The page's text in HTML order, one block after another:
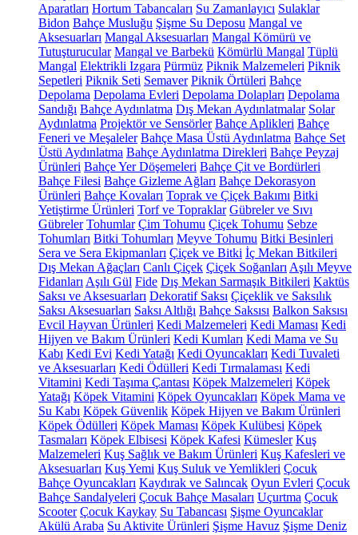
Aparatları Hortum Tabancaları Su Zamanlayıcı Sulaklar
Bidon Bahçe Musluğu Şişme Su Deposu Mangal ve
Aksesuarları Mangal Aksesuarları Mangal Kömürü ve
Tutuşturucular Mangal ve Barbekü Kömürlü Mangal Tüplü
Mangal Elektrikli Izgara Pürmüz Piknik Malzemeleri Piknik
Sepetleri Piknik Seti Semaver Piknik Örtüleri Bahçe
Depolama Depolama Evleri Depolama Dolapları Depolama
Sandığı Bahçe Aydınlatma Dış Mekan Aydınlatmalar Solar
Aydınlatma Projektör ve Sensörler Bahçe Aplikleri Bahçe
Feneri ve Meşaleler Bahçe Masa Üstü Aydınlatma Bahçe Set
Üstü Aydınlatma Bahçe Aydınlatma Direkleri Bahçe Peyzaj
Ürünleri Bahçe Yer Döşemeleri Bahçe Çit ve Bordürleri
Bahçe Filesi Bahçe Gizleme Ağları Bahçe Dekorasyon
Ürünleri Bahçe Kovaları Toprak ve Çiçek Bakımı Bitki
Yetiştirme Ürünleri Torf ve Topraklar Gübreler ve Sıvı
Gübreler Tohumlar Çim Tohumu Çiçek Tohumu Sebze
Tohumları Bitki Tohumları Meyve Tohumu Bitki Besinleri
Sera ve Sera Ekipmanları Çiçek ve Bitki İç Mekan Bitkileri
Dış Mekan Ağaçları Canlı Çiçek Çiçek Soğanları Aşılı Meyve
Fidanları Aşılı Gül Fide Dış Mekan Sarmaşık Bitkileri Kaktüs
Saksı ve Aksesuarları Dekoratif Saksı Çiçeklik ve Saksılık
Saksı Aksesuarları Saksı Altlığı Bahçe Saksısı Balkon Saksısı
Evcil Hayvan Ürünleri Kedi Malzemeleri Kedi Maması Kedi
Hijyen ve Bakım Ürünleri Kedi Kumları Kedi Mama ve Su
Kabı Kedi Evi Kedi Yatağı Kedi Oyuncakları Kedi Tuvaleti
ve Aksesuarları Kedi Ödülleri Kedi Tırmalaması Kedi
Vitamini Kedi Taşıma Çantası Köpek Malzemeleri Köpek
Yatağı Köpek Vitamini Köpek Oyuncakları Köpek Mama ve
Su Kabı Köpek Güvenlik Köpek Hijyen ve Bakım Ürünleri
Köpek Ödülleri Köpek Maması Köpek Kulübesi Köpek
Tasmaları Köpek Elbisesi Köpek Kafesi Kümesler Kuş
Malzemeleri Kuş Sağlık ve Bakım Ürünleri Kuş Kafesleri ve
Aksesuarları Kuş Yemi Kuş Suluk ve Yemlikleri Çocuk
Bahçe Oyuncakları Kaydırak ve Salıncak Oyun Evleri Çocuk
Bahçe Sandalyeleri Çocuk Bahçe Masaları Uçurtma Çocuk
Scooter Çocuk Kaykay Su Tabancası Şişme Oyuncaklar
Akülü Araba Su Aktivite Ürünleri Şişme Havuz Şişme Deniz